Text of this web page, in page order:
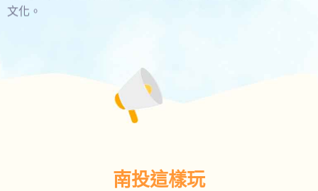
文化。
南投這樣玩